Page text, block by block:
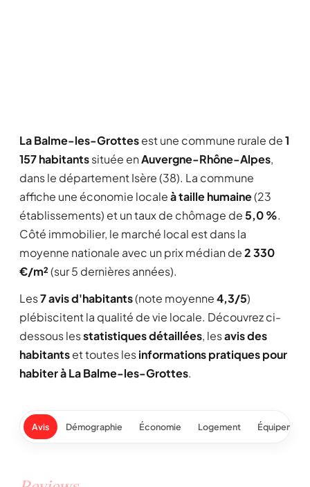
La Balme-les-Grottesest une commune rurale de1
157 habitantssituée enAuvergne-Rhône-Alpes,
dans le département Isère (38). La commune
affiche une économie localeà taille humaine(23
établissements) et un taux de chômage de5,0 %.
Côté immobilier, le marché local est dans la
moyenne nationale avec un prix médian de2 330
€/m²(sur 5 dernières années).
Les7 avis d'habitants(note moyenne4,3/5)
plébiscitent la qualité de vie locale. Découvrez ci-
dessous lesstatistiques détaillées, lesavis des
habitantset toutes lesinformations pratiques pour
habiter à La Balme-les-Grottes.
Avis Démographie Économie Logement